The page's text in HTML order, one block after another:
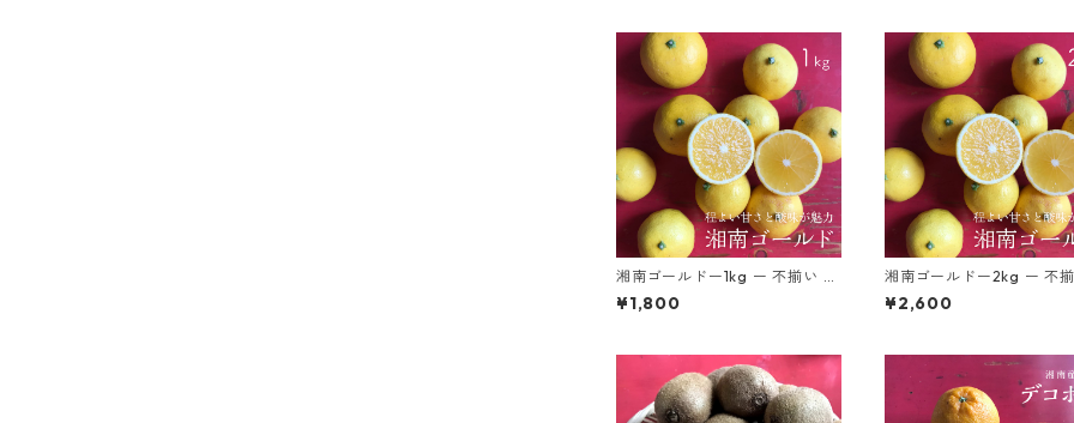
湘南ゴールドー1kg ー 不揃い 湘
南生まれの新感覚オレンジ 20
26デビュー！
¥1,800
湘南ゴールドー2kg ー 不
湘南生まれの新感覚オレ
026デビュー！
¥2,600